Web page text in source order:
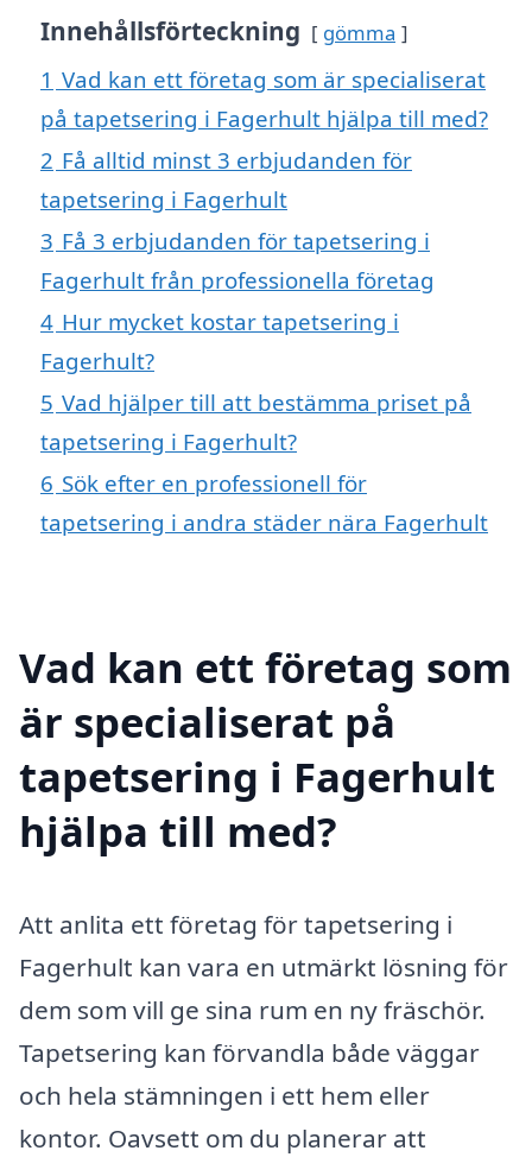
Innehållsförteckning gömma
1 Vad kan ett företag som är specialiserat
på tapetsering i Fagerhult hjälpa till med?
2 Få alltid minst 3 erbjudanden för
tapetsering i Fagerhult
3 Få 3 erbjudanden för tapetsering i
Fagerhult från professionella företag
4 Hur mycket kostar tapetsering i
Fagerhult?
5 Vad hjälper till att bestämma priset på
tapetsering i Fagerhult?
6 Sök efter en professionell för
tapetsering i andra städer nära Fagerhult
Vad kan ett företag som
är specialiserat på
tapetsering i Fagerhult
hjälpa till med?
Att anlita ett företag för tapetsering i
Fagerhult kan vara en utmärkt lösning för
dem som vill ge sina rum en ny fräschör.
Tapetsering kan förvandla både väggar
och hela stämningen i ett hem eller
kontor. Oavsett om du planerar att